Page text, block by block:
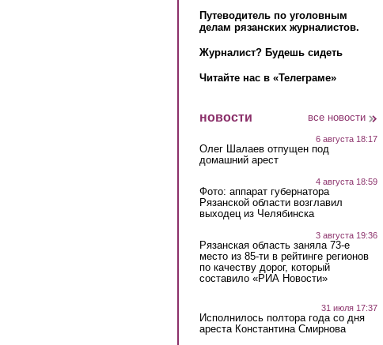
Путеводитель по уголовным
делам рязанских журналистов.
Журналист? Будешь сидеть
Читайте нас в «Телеграме»
новости все новости
6 августа 18:17
Олег Шалаев отпущен под
домашний арест
4 августа 18:59
Фото: аппарат губернатора
Рязанской области возглавил
выходец из Челябинска
3 августа 19:36
Рязанская область заняла 73-е
место из 85-ти в рейтинге регионов
по качеству дорог, который
составило «РИА Новости»
31 июля 17:37
Исполнилось полтора года со дня
ареста Константина Смирнова